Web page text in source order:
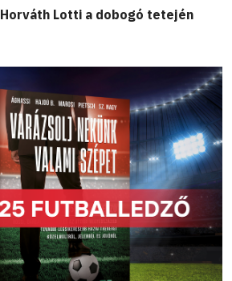
Horváth Lotti a dobogó tetején